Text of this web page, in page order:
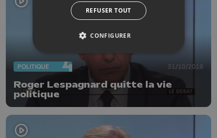
POLITIQUE 31/10/2018
Roger Lespagnard quitte la vie
politique
REFUSER TOUT
CONFIGURER